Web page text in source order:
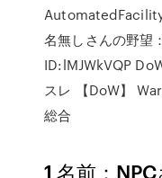
AutomatedFacility
名無しさんの野望
ID:lMJWkVQP
スレ 【DoW】
総合
1 名前：